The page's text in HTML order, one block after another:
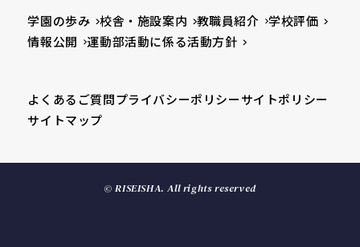
学園の歩み 校舎・施設案内 教職員紹介
学校評価
情報公開
運動部活動に係る活動方針
よくあるご質問プライバシーポリシーサイトポリシー
サイトマップ
© RISEISHA. All rights reserved